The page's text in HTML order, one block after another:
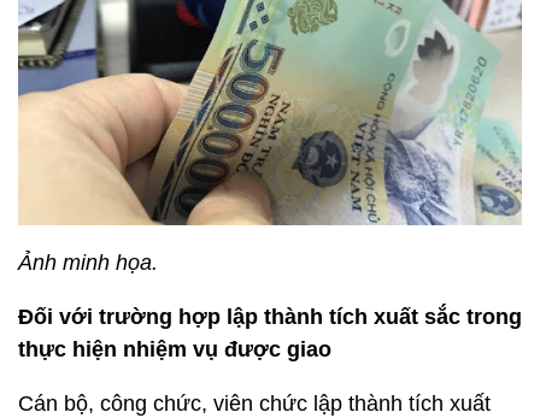
Ảnh minh họa.
Đối với trường hợp lập thành tích xuất sắc trong
thực hiện nhiệm vụ được giao
Cán bộ, công chức, viên chức lập thành tích xuất